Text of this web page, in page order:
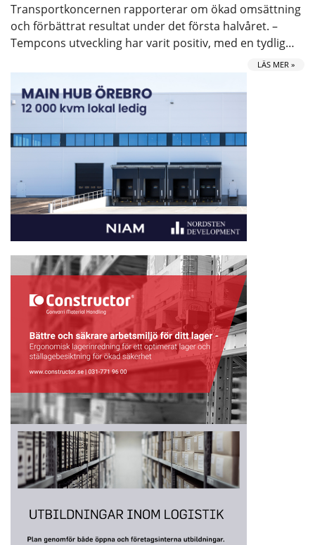
Transportkoncernen rapporterar om ökad omsättning
och förbättrat resultat under det första halvåret. –
Tempcons utveckling har varit positiv, med en tydlig…
LÄS MER »